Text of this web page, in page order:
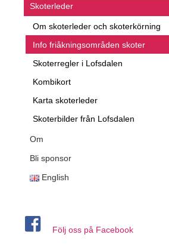
Skoterleder
Om skoterleder och skoterkörning
Info friåkningsområden skoter
Skoterregler i Lofsdalen
Kombikort
Karta skoterleder
Skoterbilder från Lofsdalen
Om
Bli sponsor
English
Följ oss på Facebook